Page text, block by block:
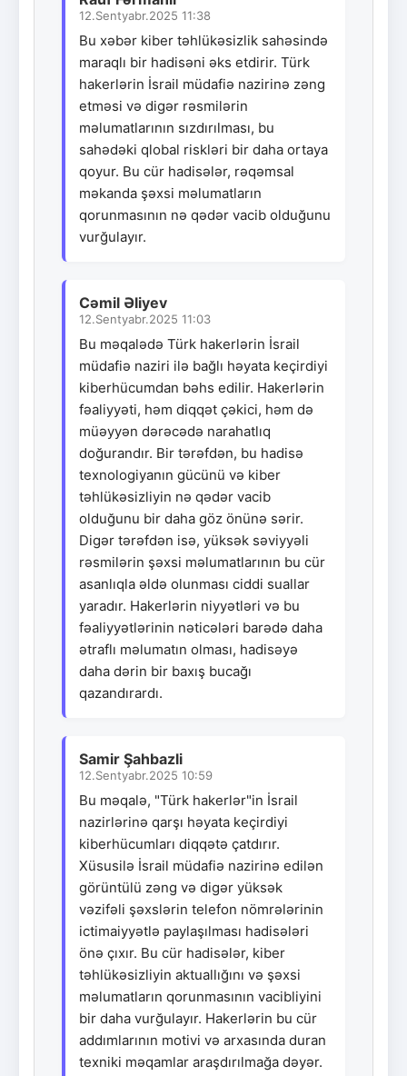
12.Sentyabr.2025 11:38
Bu xəbər kiber təhlükəsizlik sahəsində
maraqlı bir hadisəni əks etdirir. Türk
hakerlərin İsrail müdafiə nazirinə zəng
etməsi və digər rəsmilərin
məlumatlarının sızdırılması, bu
sahədəki qlobal riskləri bir daha ortaya
qoyur. Bu cür hadisələr, rəqəmsal
məkanda şəxsi məlumatların
qorunmasının nə qədər vacib olduğunu
vurğulayır.
Cəmil Əliyev
12.Sentyabr.2025 11:03
Bu məqalədə Türk hakerlərin İsrail
müdafiə naziri ilə bağlı həyata keçirdiyi
kiberhücumdan bəhs edilir. Hakerlərin
fəaliyyəti, həm diqqət çəkici, həm də
müəyyən dərəcədə narahatlıq
doğurandır. Bir tərəfdən, bu hadisə
texnologiyanın gücünü və kiber
təhlükəsizliyin nə qədər vacib
olduğunu bir daha göz önünə sərir.
Digər tərəfdən isə, yüksək səviyyəli
rəsmilərin şəxsi məlumatlarının bu cür
asanlıqla əldə olunması ciddi suallar
yaradır. Hakerlərin niyyətləri və bu
fəaliyyətlərinin nəticələri barədə daha
ətraflı məlumatın olması, hadisəyə
daha dərin bir baxış bucağı
qazandırardı.
Samir Şahbazli
12.Sentyabr.2025 10:59
Bu məqalə, "Türk hakerlər"in İsrail
nazirlərinə qarşı həyata keçirdiyi
kiberhücumları diqqətə çatdırır.
Xüsusilə İsrail müdafiə nazirinə edilən
görüntülü zəng və digər yüksək
vəzifəli şəxslərin telefon nömrələrinin
ictimaiyyətlə paylaşılması hadisələri
önə çıxır. Bu cür hadisələr, kiber
təhlükəsizliyin aktuallığını və şəxsi
məlumatların qorunmasının vacibliyini
bir daha vurğulayır. Hakerlərin bu cür
addımlarının motivi və arxasında duran
texniki məqamlar araşdırılmağa dəyər.